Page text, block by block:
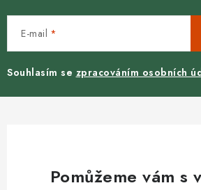
E-mail
Souhlasím se zpracováním osobních
Pomůžeme vám s